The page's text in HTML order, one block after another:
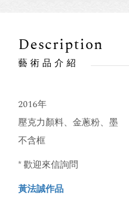
Description
藝術品介紹
2016年
壓克力顏料、金蔥粉、墨
不含框
* 歡迎來信詢問
黃法誠作品